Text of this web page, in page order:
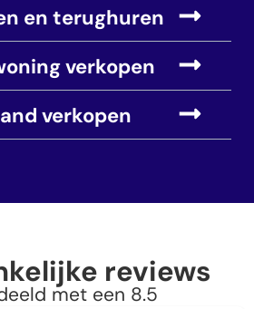
en terughuren
verkopen
verkopen
reviews
met een 8.5